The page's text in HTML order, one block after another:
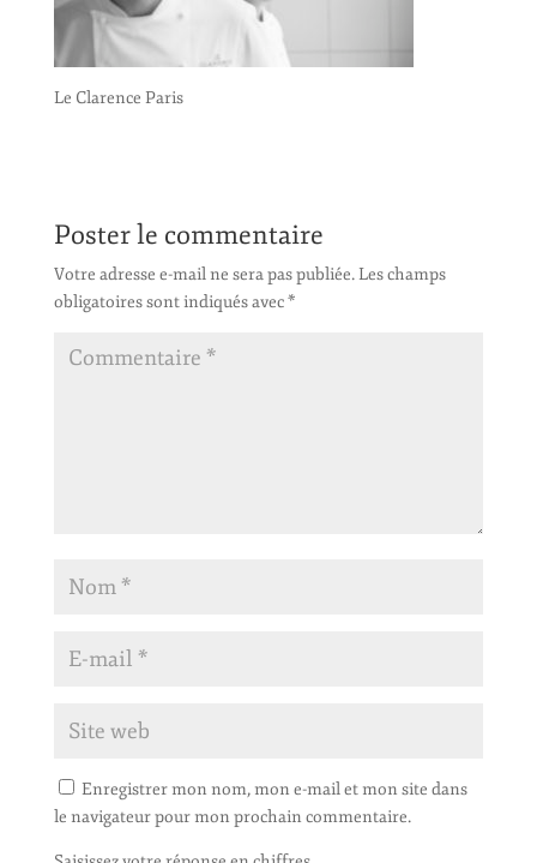
Le Clarence Paris
Poster le commentaire
Votre adresse e-mail ne sera pas publiée.Les champs
obligatoires sont indiqués avec*
Enregistrer mon nom, mon e-mail et mon site dans
le navigateur pour mon prochain commentaire.